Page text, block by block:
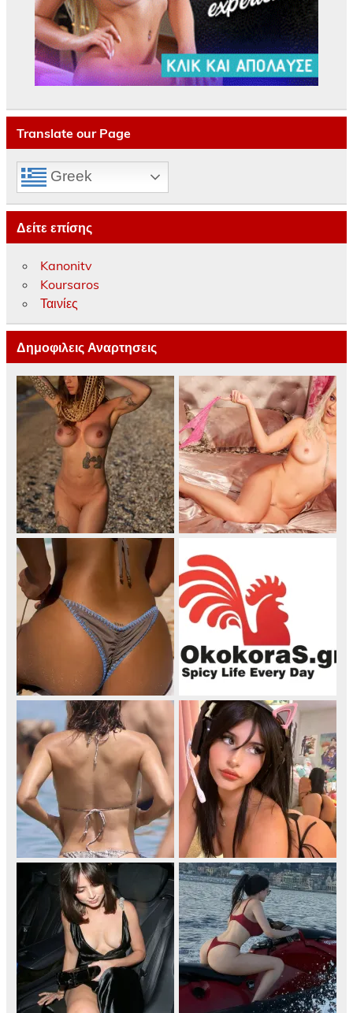
Translate our Page
Greek
Δείτε επίσης
Kanonitv
Koursaros
Ταινίες
Δημοφιλεις Αναρτησεις